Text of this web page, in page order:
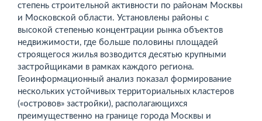
степень строительной активности по районам Москвы
и Московской области. Установлены районы с
высокой степенью концентрации рынка объектов
недвижимости, где больше половины площадей
строящегося жилья возводится десятью крупными
застройщиками в рамках каждого региона.
Геоинформационный анализ показал формирование
нескольких устойчивых территориальных кластеров
(«островов» застройки), располагающихся
преимущественно на границе города Москвы и